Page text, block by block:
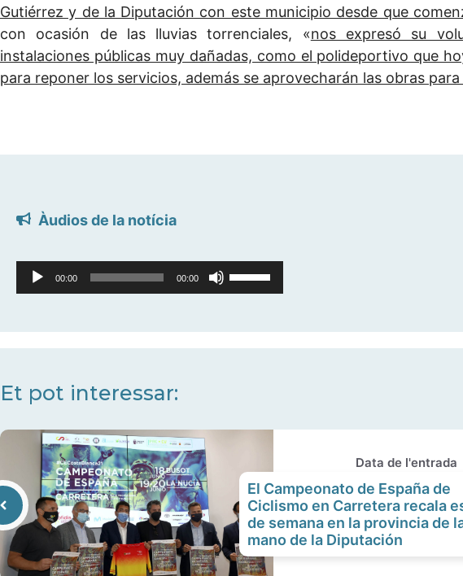
Gutiérrez y de la Diputación con este municipio desde que
con ocasión de las lluvias torrenciales, «nos expresó su
instalaciones públicas muy dañadas, como el polideportivo que
para reponer los servicios, además se aprovecharán las obras
Àudios de la notícia
Reproductor
d'àudio
00:00 00:00
Feu
servir
tecles
per
incrementar
o
disminuir
Et pot interessar:
Data de l'entrada
El Campeonato de España de
Ciclismo en Carretera recala
de semana en la provincia de
mano de la Diputación